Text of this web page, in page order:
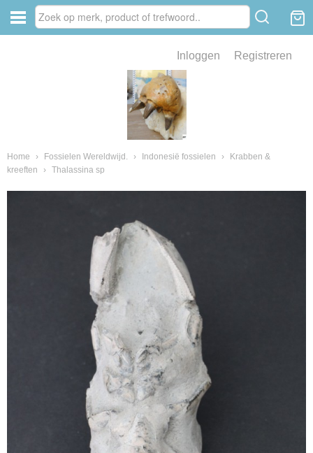
Inloggen Registreren
Home › Fossielen Wereldwijd. › Indonesië fossielen ›
Krabben &
kreeften
› Thalassina sp
van fossielen en mineralen